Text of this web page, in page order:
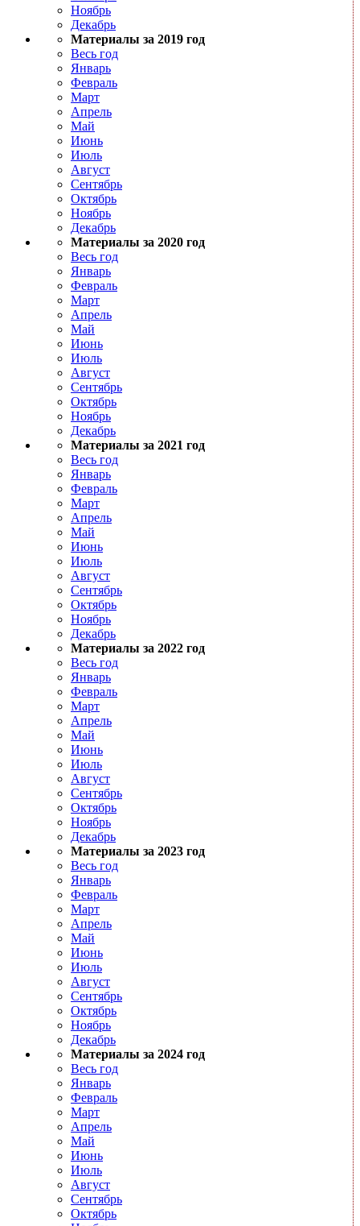
Ноябрь
Декабрь
Материалы за 2019 год
Весь год
Январь
Февраль
Март
Апрель
Май
Июнь
Июль
Август
Сентябрь
Октябрь
Ноябрь
Декабрь
Материалы за 2020 год
Весь год
Январь
Февраль
Март
Апрель
Май
Июнь
Июль
Август
Сентябрь
Октябрь
Ноябрь
Декабрь
Материалы за 2021 год
Весь год
Январь
Февраль
Март
Апрель
Май
Июнь
Июль
Август
Сентябрь
Октябрь
Ноябрь
Декабрь
Материалы за 2022 год
Весь год
Январь
Февраль
Март
Апрель
Май
Июнь
Июль
Август
Сентябрь
Октябрь
Ноябрь
Декабрь
Материалы за 2023 год
Весь год
Январь
Февраль
Март
Апрель
Май
Июнь
Июль
Август
Сентябрь
Октябрь
Ноябрь
Декабрь
Материалы за 2024 год
Весь год
Январь
Февраль
Март
Апрель
Май
Июнь
Июль
Август
Сентябрь
Октябрь